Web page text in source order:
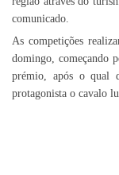
comunicado.
As competições
domingo, começando
prémio, após o qual
protagonista o cavalo